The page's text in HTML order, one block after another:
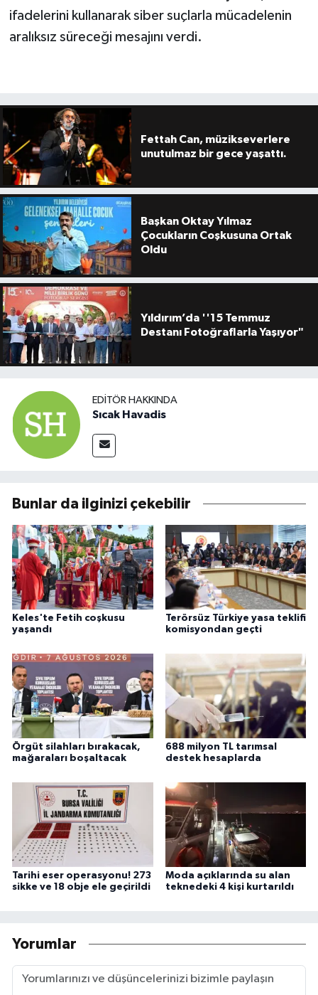
ifadelerini kullanarak siber suçlarla mücadelenin
aralıksız süreceği mesajını verdi.
Fettah Can, müzikseverlere
unutulmaz bir gece yaşattı.
Başkan Oktay Yılmaz
Çocukların Coşkusuna Ortak
Oldu
Yıldırım’da ''15 Temmuz
Destanı Fotoğraflarla Yaşıyor"
EDITÖR HAKKINDA
Sıcak Havadis
Bunlar da ilginizi çekebilir
Keles'te Fetih coşkusu
yaşandı
Terörsüz Türkiye yasa teklifi
komisyondan geçti
Örgüt silahları bırakacak,
mağaraları boşaltacak
688 milyon TL tarımsal
destek hesaplarda
Tarihi eser operasyonu! 273
sikke ve 18 obje ele geçirildi
Moda açıklarında su alan
teknedeki 4 kişi kurtarıldı
Yorumlar